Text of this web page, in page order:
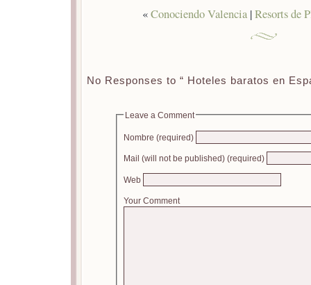
«Conociendo Valencia |Resorts de
No Responses to “ Hoteles baratos en
Leave a Comment
Nombre (required)
Mail (will not be published) (required)
Web
Your Comment